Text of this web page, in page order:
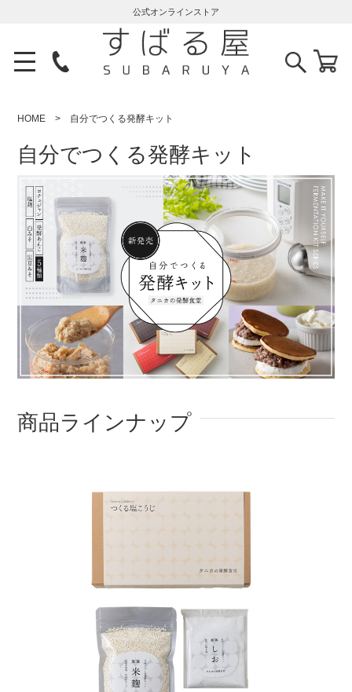
公式オンラインストア
HOME 自分でつくる発酵キット
自分でつくる発酵キット
商品ラインナップ